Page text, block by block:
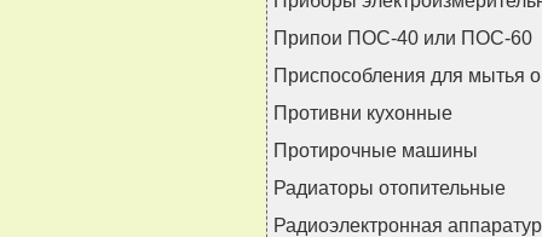
Припои ПОС-40 или ПОС-60
Приспособления для мытья
Противни кухонные
Протирочные машины
Радиаторы отопительные
Радиоэлектронная